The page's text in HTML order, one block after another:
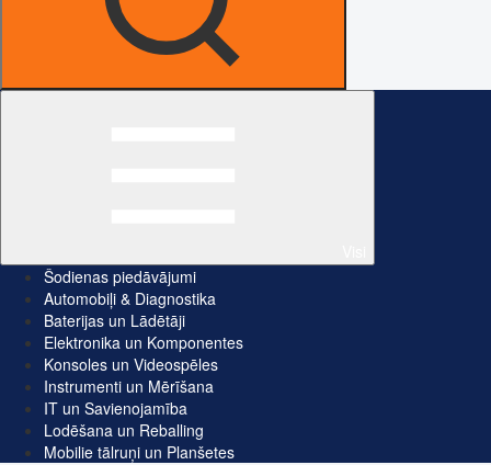
Šodienas piedāvājumi
Automobiļi & Diagnostika
Baterijas un Lādētāji
Elektronika un Komponentes
Konsoles un Videospēles
Instrumenti un Mērīšana
IT un Savienojamība
Lodēšana un Reballing
Mobilie tālruņi un Planšetes